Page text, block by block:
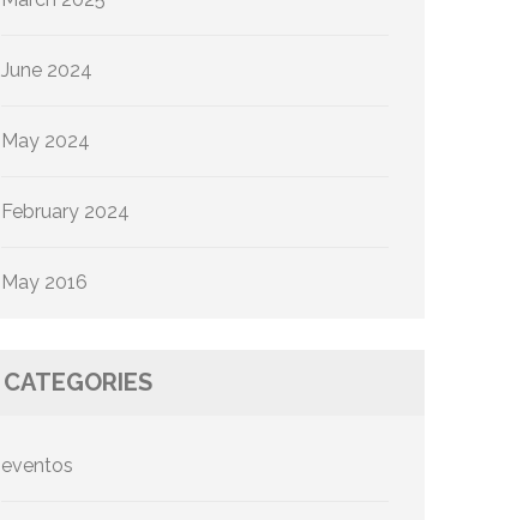
June 2024
May 2024
February 2024
May 2016
CATEGORIES
eventos